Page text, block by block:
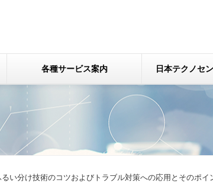
各種サービス案内 日本テクノセ
い分け技術のコツおよびトラブル対策への応用とそのポ